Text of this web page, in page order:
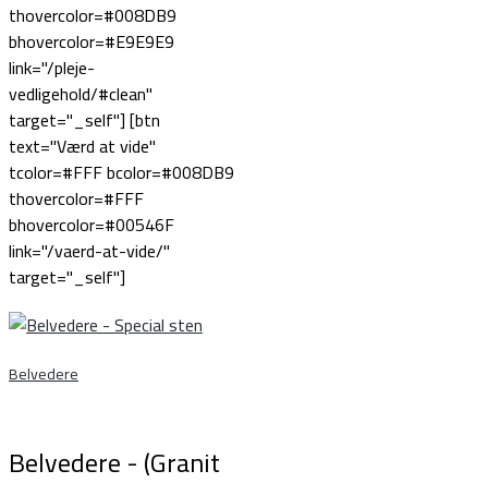
thovercolor=#008DB9
bhovercolor=#E9E9E9
link="/pleje-
vedligehold/#clean"
target="_self"] [btn
text="Værd at vide"
tcolor=#FFF bcolor=#008DB9
thovercolor=#FFF
bhovercolor=#00546F
link="/vaerd-at-vide/"
target="_self"]
Belvedere
Belvedere - (Granit